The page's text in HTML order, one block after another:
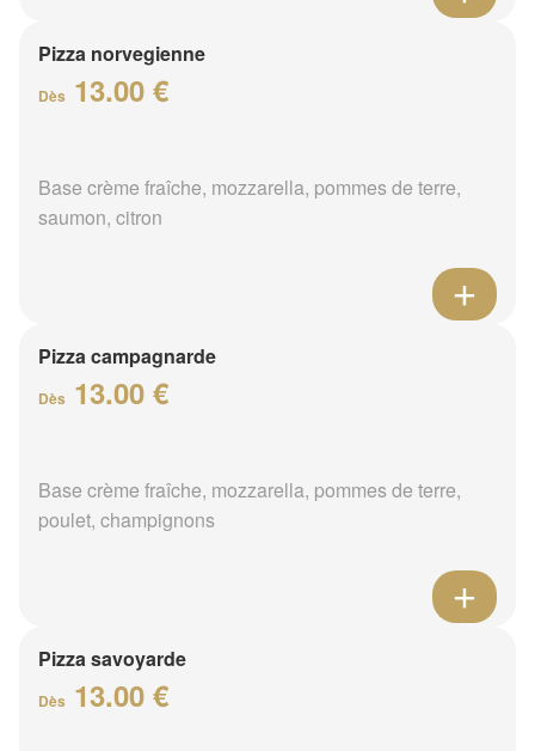
Pizza norvegienne
Dès 13.00 €
Base crème fraîche, mozzarella, pommes de terre,
saumon, citron
Pizza campagnarde
Dès 13.00 €
Base crème fraîche, mozzarella, pommes de terre,
poulet, champignons
Pizza savoyarde
Dès 13.00 €